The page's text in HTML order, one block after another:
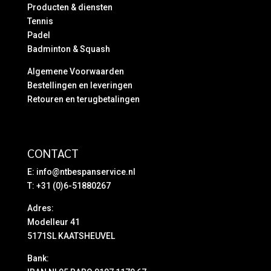
Producten & diensten
Tennis
Padel
Badminton & Squash
Algemene Voorwaarden
Bestellingen en leveringen
Retouren en terugbetalingen
CONTACT
E: info@ntbespanservice.nl
T: +31 (0)6-51880267
Adres:
Modelleur 41
5171SL KAATSHEUVEL
Bank: